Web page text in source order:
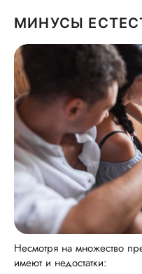
МИНУСЫ
Несмотря на множество
имеют и недостатки: